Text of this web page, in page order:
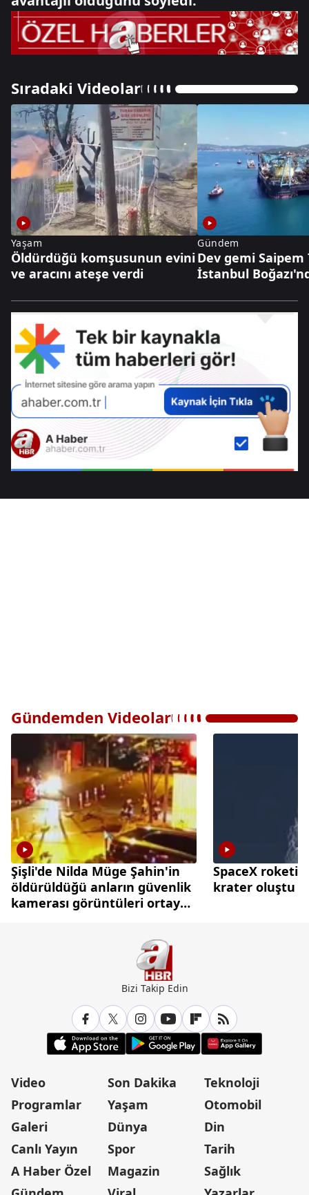
Sıradaki Videolar
Yaşam
Öldürdüğü komşusunun evini
ve aracını ateşe verdi
Gündem
Dev gemi Saipem
İstanbul
Gündemden Videolar
Şişli'de Nilda Müge Şahin'in
öldürüldüğü anların güvenlik
kamerası görüntüleri ortaya
SpaceX roketi
krater oluştu
Bizi Takip Edin
Video
Programlar
Galeri
Canlı Yayın
A Haber Özel
Son Dakika
Yaşam
Dünya
Spor
Magazin
Teknoloji
Otomobil
Din
Tarih
Sağlık